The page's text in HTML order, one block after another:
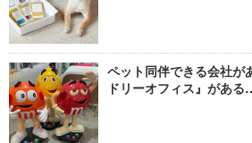
ペット同伴できる会社が
ドリーオフィス』があ